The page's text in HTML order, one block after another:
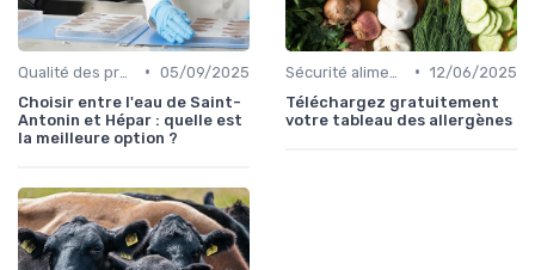
• 05/09/2025
Choisir entre l'eau de Saint-
Antonin et Hépar : quelle est
la meilleure option ?
• 12/06/2025
Téléchargez gratuitement
votre tableau des allergènes